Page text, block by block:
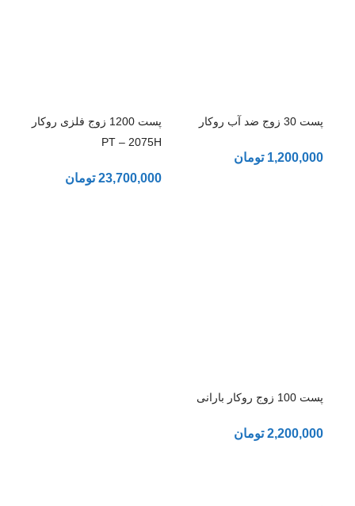
پست 30 زوج ضد آب روکار
1,200,000 تومان
پست 1200 زوج فلزی روکار
PT – 2075H
23,700,000 تومان
پست 100 زوج روکار بارانی
2,200,000 تومان